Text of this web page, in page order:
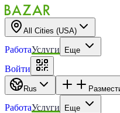
All Cities (USA)
РаботаУслуги Еще
Войти
Rus
РаботаУслуги Еще